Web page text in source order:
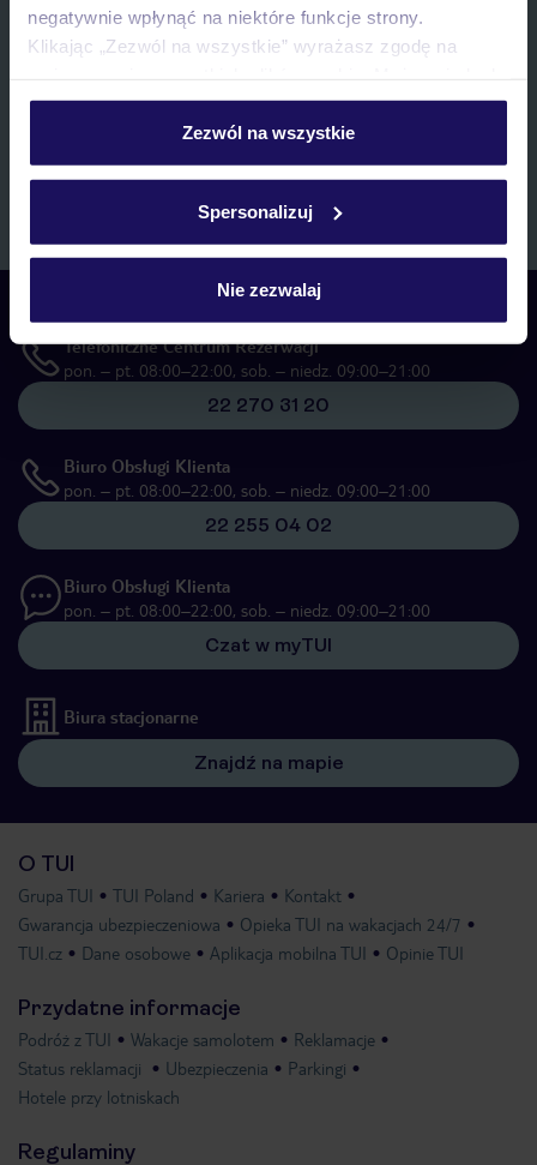
negatywnie wpłynąć na niektóre funkcje strony.
Klikając „Zezwól na wszystkie” wyrażasz zgodę na
personalizować swój wybór wchodząc w zakładkę
Szczegółowe informacje o plikach cookie znajdziesz
Zezwól na wszystkie
Spersonalizuj
Nie zezwalaj
Wyrażam zgodę na przetwarzanie danych osobowych przez TUI
marketingowych, w zakresie oraz celu wskazanym w„Informacji o
przetwarzaniu danych osobowych”, poprzez elektroniczną formę
systemów wywołujących.
Zapisz się
Skontaktuj się z nami
Telefoniczne Centrum Rezerwacji
pon. – pt. 08:00–22:00, sob. – niedz. 09:00–21:00
22 270 31 20
Biuro Obsługi Klienta
pon. – pt. 08:00–22:00, sob. – niedz. 09:00–21:00
22 255 04 02
Biuro Obsługi Klienta
pon. – pt. 08:00–22:00, sob. – niedz. 09:00–21:00
Czat w myTUI
Biura stacjonarne
Znajdź na mapie
O TUI
Grupa TUI TUI Poland Kariera
Kontakt
Gwarancja ubezpieczeniowa
Opieka TUI na wakacjach 24/7
TUI.cz
Dane osobowe Aplikacja mobilna TUI Opinie TUI
Przydatne informacje
Podróż z TUI Wakacje samolotem
Reklamacje
Status reklamacji
Ubezpieczenia
Parkingi
Hotele przy lotniskach
Regulaminy